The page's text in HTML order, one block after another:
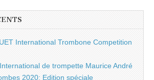
International Trombone Competition
de trompette Maurice André
2020: Edition spéciale